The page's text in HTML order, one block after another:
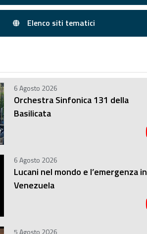
Elenco siti tematici
6 Agosto 2026
Orchestra Sinfonica 131 della
Basilicata
6 Agosto 2026
Lucani nel mondo e l’emergenza in
Venezuela
5 Agosto 2026
in modo tale che